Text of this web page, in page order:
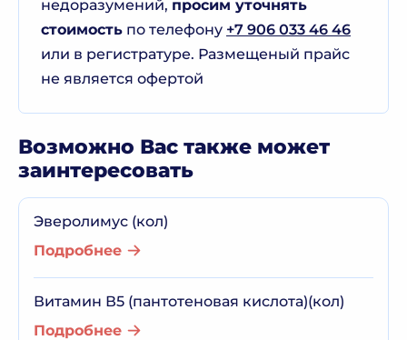
недоразумений, просим уточнять
стоимость по телефону +7 906 033 46 46
или в регистратуре. Размещеный прайс
не является офертой
Возможно Вас также может
заинтересовать
Эверолимус (кол)
Подробнее
Витамин В5 (пантотеновая кислота)(кол)
Подробнее